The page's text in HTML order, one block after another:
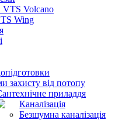
VTS Volcano
Wing
захисту від потопу
приладдя
Каналізація
Безшумна каналізація